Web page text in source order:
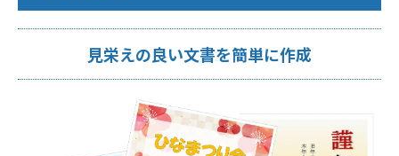
見栄えの良い文書を簡単に作成